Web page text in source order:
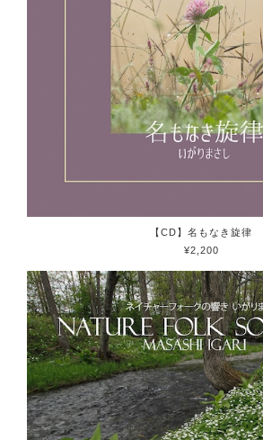
【CD】名もなき旋律
¥2,200